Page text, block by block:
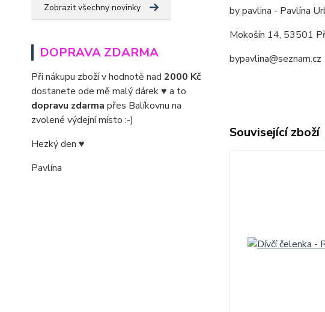
Zobrazit všechny novinky
DOPRAVA ZDARMA
Při nákupu zboží v hodnotě nad 2000 Kč
dostanete ode mě malý dárek ♥ a to
dopravu zdarma přes Balíkovnu na
zvolené výdejní místo :-)
Hezký den ♥
Pavlína
by pavlina - Pavlína
Mokošín 14, 53501
bypavlina@seznam.cz
Související zboží